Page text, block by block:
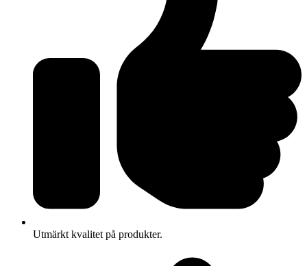
Utmärkt kvalitet på produkter.